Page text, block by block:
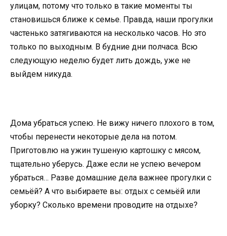
улицам, потому что только в такие моменты ты
становишься ближе к семье. Правда, наши прогулки
частенько затягиваются на несколько часов. Но это
только по выходным. В будние дни полчаса. Всю
следующую неделю будет лить дождь, уже не
выйдем никуда.
Дома убраться успею. Не вижу ничего плохого в том,
чтобы перенести некоторые дела на потом.
Приготовлю на ужин тушеную картошку с мясом,
тщательно уберусь. Даже если не успею вечером
убраться… Разве домашние дела важнее прогулки с
семьёй? А что выбираете вы: отдых с семьёй или
уборку? Сколько времени проводите на отдыхе?